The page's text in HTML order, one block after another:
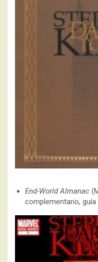
End-World Almanac
complementario,